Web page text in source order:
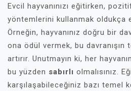
Evcil hayvanınızı eğitirken,
yöntemlerini kullanmak oldukça
Örneğin, hayvanınız doğru bir
ona ödül vermek, bu davranışın
artırır. Unutmayın ki, her
bu yüzden sabırlı olmalısınız.
karşılaşabileceğiniz bazı temel